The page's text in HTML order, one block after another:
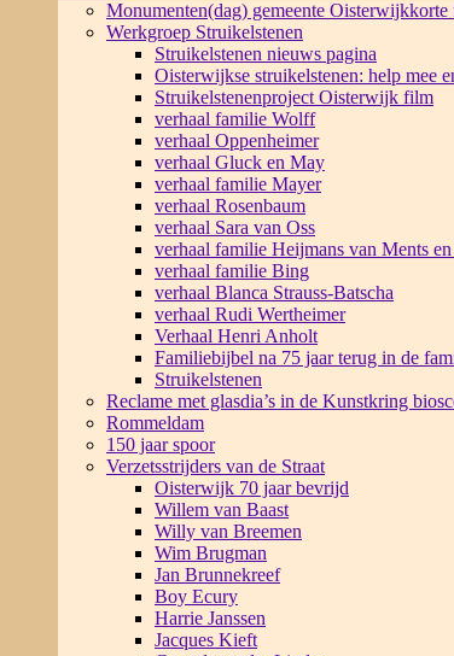
Monumenten(dag) gemeente Oisterwijkkorte
Werkgroep Struikelstenen
Struikelstenen nieuws pagina
Oisterwijkse struikelstenen: help mee
Struikelstenenproject Oisterwijk film
verhaal familie Wolff
verhaal Oppenheimer
verhaal Gluck en May
verhaal familie Mayer
verhaal Rosenbaum
verhaal Sara van Oss
verhaal familie Heijmans van Ments en
verhaal familie Bing
verhaal Blanca Strauss-Batscha
verhaal Rudi Wertheimer
Verhaal Henri Anholt
Familiebijbel na 75 jaar terug in de
Struikelstenen
Reclame met glasdia’s in de Kunstkring
Rommeldam
150 jaar spoor
Verzetsstrijders van de Straat
Oisterwijk 70 jaar bevrijd
Willem van Baast
Willy van Breemen
Wim Brugman
Jan Brunnekreef
Boy Ecury
Harrie Janssen
Jacques Kieft